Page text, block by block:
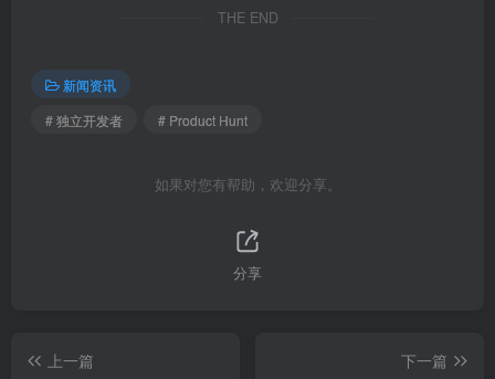
THE END
新闻资讯
# 独立开发者
# Product Hunt
如果对您有帮助，欢迎分享。
分享
上一篇
下一篇